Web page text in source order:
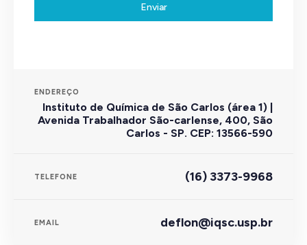
Enviar
ENDEREÇO
Instituto de Química de São Carlos (área 1) |
Avenida Trabalhador São-carlense, 400, São
Carlos - SP. CEP: 13566-590
TELEFONE (16) 3373-9968
EMAIL deflon@iqsc.usp.br